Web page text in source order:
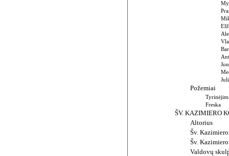
Požemiai
Freska
ŠV. KAZIMIERO
Altorius
Šv.
Šv.
Valdovų